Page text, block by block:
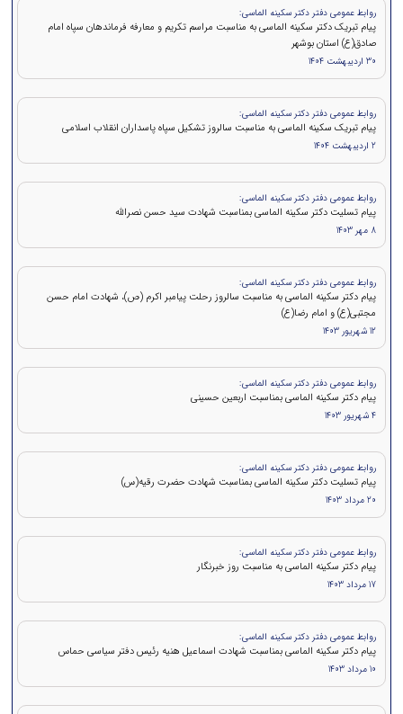
روابط عمومی دفتر دکتر سکینه الماسی:
پیام تبریک دکتر سکینه الماسی به مناسبت مراسم تکریم و معارفه فرماندهان سپاه امام
صادق(ع) استان بوشهر
30 اردیبهشت 1404
روابط عمومی دفتر دکتر سکینه الماسی:
پیام تبریک سکینه الماسی به مناسبت سالروز تشکیل سپاه پاسداران انقلاب اسلامی
2 اردیبهشت 1404
روابط عمومی دفتر دکتر سکینه الماسی:
پيام تسلیت دکتر سکینه الماسی بمناسبت شهادت سید حسن نصرالله
8 مهر 1403
روابط عمومی دفتر دکتر سکینه الماسی:
پیام دکتر سکینه الماسی به مناسبت سالروز رحلت پیامبر اکرم (ص)، شهادت امام حسن
مجتبی(ع) و امام رضا(ع)
12 شهریور 1403
روابط عمومی دفتر دکتر سکینه الماسی:
پیام دکتر سکینه الماسی بمناسبت اربعین حسینی
4 شهریور 1403
روابط عمومی دفتر دکتر سکینه الماسی:
پیام تسلیت دکتر سکینه الماسی بمناسبت شهادت حضرت رقیه(س)
20 مرداد 1403
روابط عمومی دفتر دکتر سکینه الماسی:
پیام دکتر سکینه الماسی به مناسبت روز خبرنگار
17 مرداد 1403
روابط عمومی دفتر دکتر سکینه الماسی:
پيام دكتر سكينه الماسی بمناسبت شهادت اسماعیل هنیه رئیس دفتر سیاسی حماس
10 مرداد 1403